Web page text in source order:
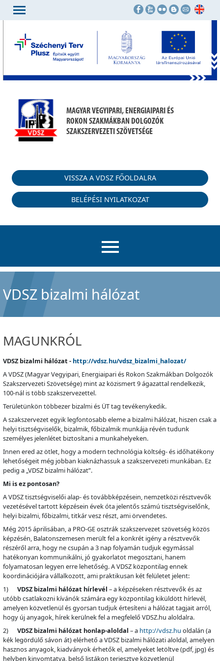
MAGYAR VEGYIPARI, ENERGIAIPARI ÉS
ROKON SZAKMÁKBAN DOLGOZÓK
SZAKSZERVEZETI SZÖVETSÉGE
VISSZA A VDSZ FŐOLDALRA
BELÉPÉSI NYILATKOZAT
VDSZ bizalmi hálózat
MAGUNKRÓL
VDSZ bizalmi hálózat - http://vdsz.hu/vdsz_bizalmi_halozat/
A VDSZ (Magyar Vegyipari, Energiaipari és Rokon Szakmákban Dolgozók
Szakszervezeti Szövetsége) mint az közismert 9 ágazattal rendelkezik,
100-nál is több szakszervezettel.
Területünkön többezer bizalmi és ÜT tag tevékenykedik.
A szakszervezet egyik legfontosabb eleme a bizalmi hálózat, hiszen csak a
helyi tisztségviselők, bizalmik, főbizalmik munkája révén tudunk
személyes jelenlétet biztosítani a munkahelyeken.
Innen ered az ötlet, hogy a modern technológia költség- és időhatékony
lehetőségeit még jobban kiaknázhassuk a szakszervezeti munkában. Ez
pedig a „VDSZ bizalmi hálózat”.
Mi is ez pontosan?
A VDSZ tisztségviselői alap- és továbbképzésein, nemzetközi résztvevők
vezetésével tartott képzésein évek óta jelentős számú tisztségviselőnk,
helyi bizalmi, főbizalmi, titkár vesz részt, ami örvendetes.
Még 2015 áprilisában, a PRO-GE osztrák szakszervezet szövetség közös
képzésén, Balatonszemesen merült fel a konkrét igény a résztvevők
részéről arra, hogy ne csupán a 3 nap folyamán tudjuk egymással
hatékonyan kommunikálni, jó gyakorlatot megosztani, hanem
folyamatosan legyen erre lehetőség. A VDSZ központilag ennek
koordinációjára vállalkozott, ami praktikusan két felületet jelent:
1) VDSZ bizalmi hálózat hírlevél – a képzéseken résztvevők és az
utóbb csatlakozni kívánók számára egy központilag kiküldött hírlevél,
amelyen közvetlenül és gyorsan tudjuk értesíteni a hálózat tagjait arról,
hogy új anyagok, hírek kerülnek fel a megfelelő VDSZ.hu aloldalra.
2) VDSZ bizalmi hálózat honlap-aloldal – a http://vdsz.hu oldalán (a
kék legördülő sávon át) elérhető a VDSZ bizalmi hálózati aloldal, amelyen
hasznos anyagok, kiadványok érhetők el, amelyeket letöltve (pdf, jpg) és
helyben kinyomtatva, belső listákon terjesztve közvetlenül